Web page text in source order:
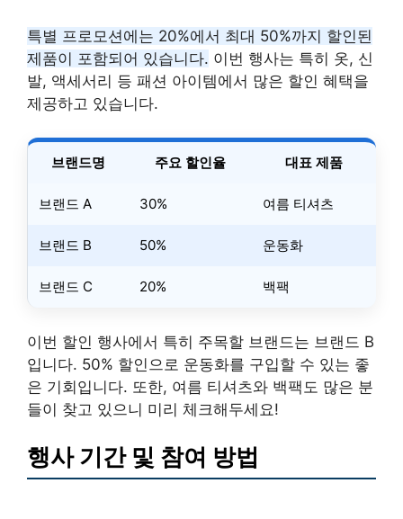
특별 프로모션에는 20%에서 최대 50%까지 할인된
제품이 포함되어 있습니다. 이번 행사는 특히 옷, 신
발, 액세서리 등 패션 아이템에서 많은 할인 혜택을
제공하고 있습니다.
브랜드명 주요 할인율 대표 제품
브랜드 A 30% 여름 티셔츠
브랜드 B 50% 운동화
브랜드 C 20% 백팩
이번 할인 행사에서 특히 주목할 브랜드는 브랜드 B
입니다. 50% 할인으로 운동화를 구입할 수 있는 좋
은 기회입니다. 또한, 여름 티셔츠와 백팩도 많은 분
들이 찾고 있으니 미리 체크해두세요!
행사 기간 및 참여 방법